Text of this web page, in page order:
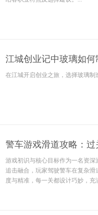
江城创业记中玻璃如
在江城开启创业之旅，选择玻璃
警车游戏滑道攻略：
游戏初识与核心目标作为一名资
追击融合，玩家驾驶警车在复杂
度与精准，每一关都设计巧妙，